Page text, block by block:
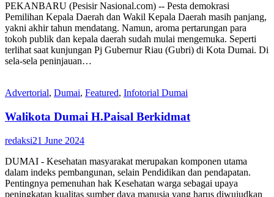
PEKANBARU (Pesisir Nasional.com) -- Pesta demokrasi
Pemilihan Kepala Daerah dan Wakil Kepala Daerah masih panjang,
yakni akhir tahun mendatang. Namun, aroma pertarungan para
tokoh publik dan kepala daerah sudah mulai mengemuka. Seperti
terlihat saat kunjungan Pj Gubernur Riau (Gubri) di Kota Dumai. Di
sela-sela peninjauan…
Advertorial, Dumai, Featured, Infotorial Dumai
Walikota Dumai H.Paisal Berkidmat
redaksi21 June 2024
DUMAI - Kesehatan masyarakat merupakan komponen utama
dalam indeks pembangunan, selain Pendidikan dan pendapatan.
Pentingnya pemenuhan hak Kesehatan warga sebagai upaya
peningkatan kualitas sumber daya manusia yang harus diwujudkan